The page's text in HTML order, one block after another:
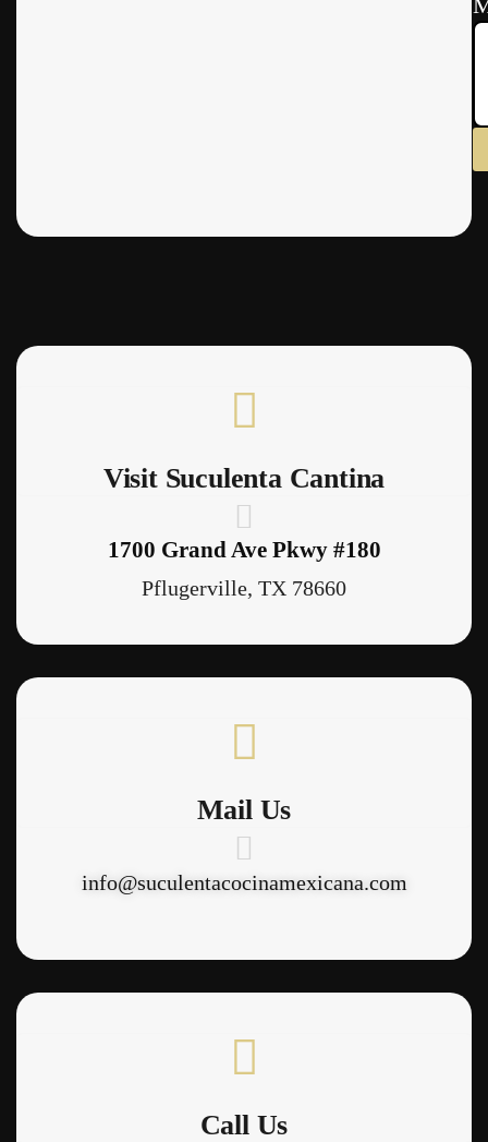
Visit Suculenta Cantina
1700 Grand Ave Pkwy #180
Pflugerville, TX 78660
Mail Us
info@suculentacocinamexicana.com
Call Us